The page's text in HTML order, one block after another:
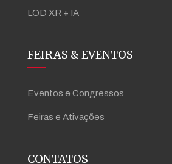
LOD XR + IA
FEIRAS & EVENTOS
Eventos e Congressos
Feiras e Ativações
CONTATOS